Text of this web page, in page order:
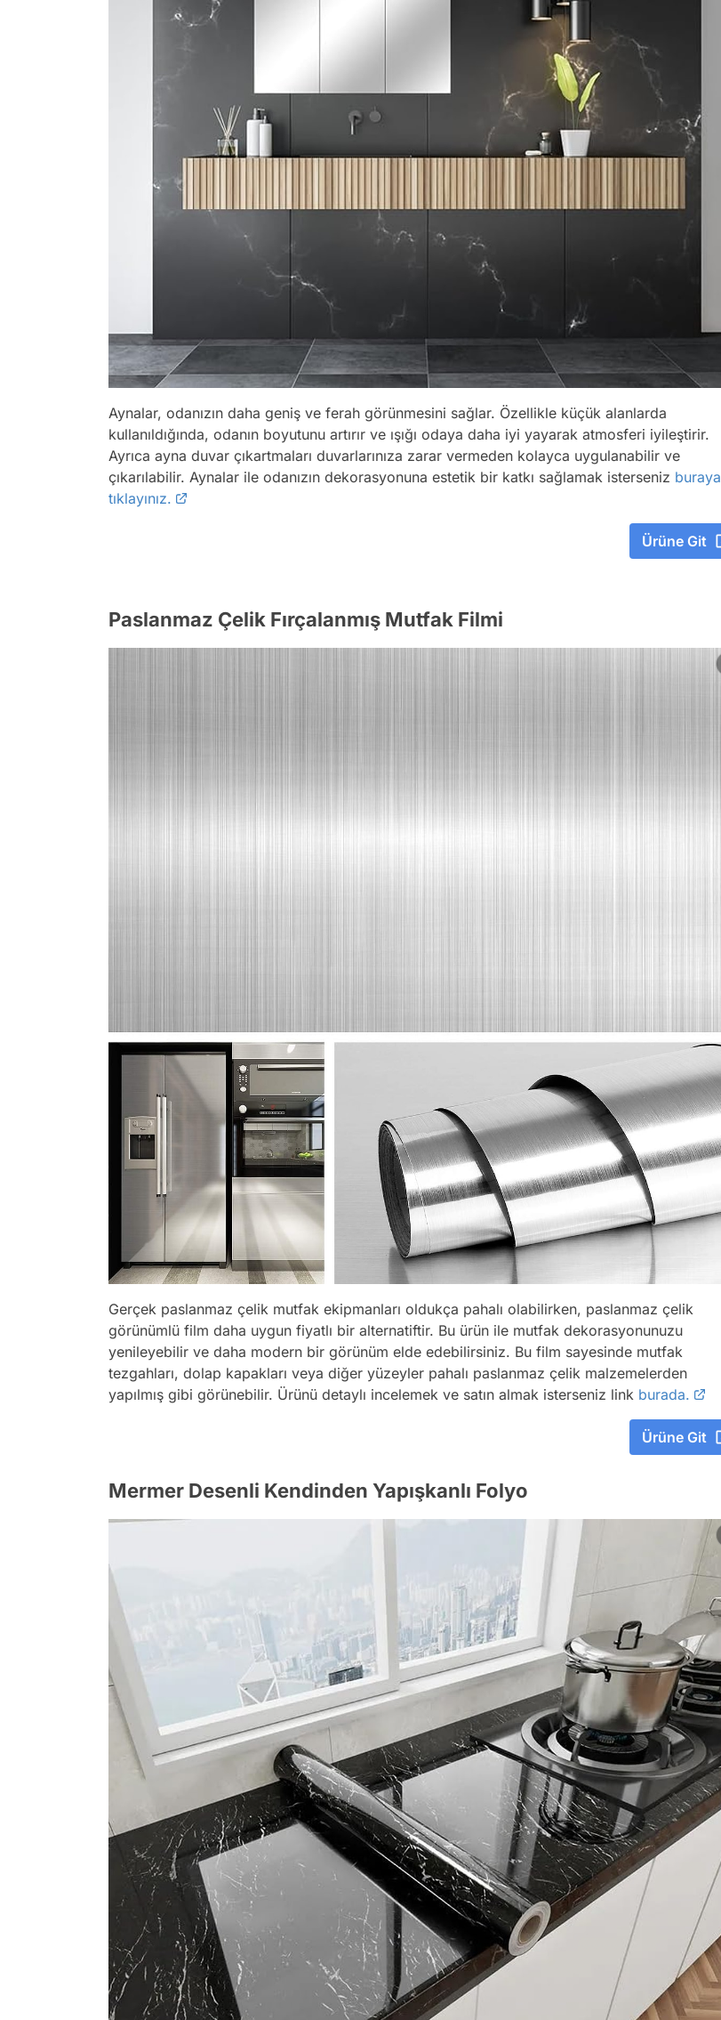
Aynalar, odanızın daha geniş ve ferah görünmesini sağlar. Özellikle küçük alanlarda
kullanıldığında, odanın boyutunu artırır ve ışığı odaya daha iyi yayarak atmosferi iyileştirir.
Ayrıca ayna duvar çıkartmaları duvarlarınıza zarar vermeden kolayca uygulanabilir ve
çıkarılabilir. Aynalar ile odanızın dekorasyonuna estetik bir katkı sağlamak isterseniz buraya
tıklayınız.
Ürüne Git
Paslanmaz Çelik Fırçalanmış Mutfak Filmi
Gerçek paslanmaz çelik mutfak ekipmanları oldukça pahalı olabilirken, paslanmaz çelik
görünümlü film daha uygun fiyatlı bir alternatiftir. Bu ürün ile mutfak dekorasyonunuzu
yenileyebilir ve daha modern bir görünüm elde edebilirsiniz. Bu film sayesinde mutfak
tezgahları, dolap kapakları veya diğer yüzeyler pahalı paslanmaz çelik malzemelerden
yapılmış gibi görünebilir. Ürünü detaylı incelemek ve satın almak isterseniz link burada.
Ürüne Git
Mermer Desenli Kendinden Yapışkanlı Folyo